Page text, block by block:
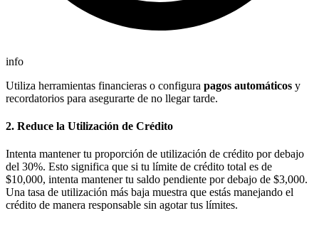
info
Utiliza herramientas financieras o configura pagos automáticos y
recordatorios para asegurarte de no llegar tarde.
2. Reduce la Utilización de Crédito
Intenta mantener tu proporción de utilización de crédito por debajo
del 30%. Esto significa que si tu límite de crédito total es de
$10,000, intenta mantener tu saldo pendiente por debajo de $3,000.
Una tasa de utilización más baja muestra que estás manejando el
crédito de manera responsable sin agotar tus límites.